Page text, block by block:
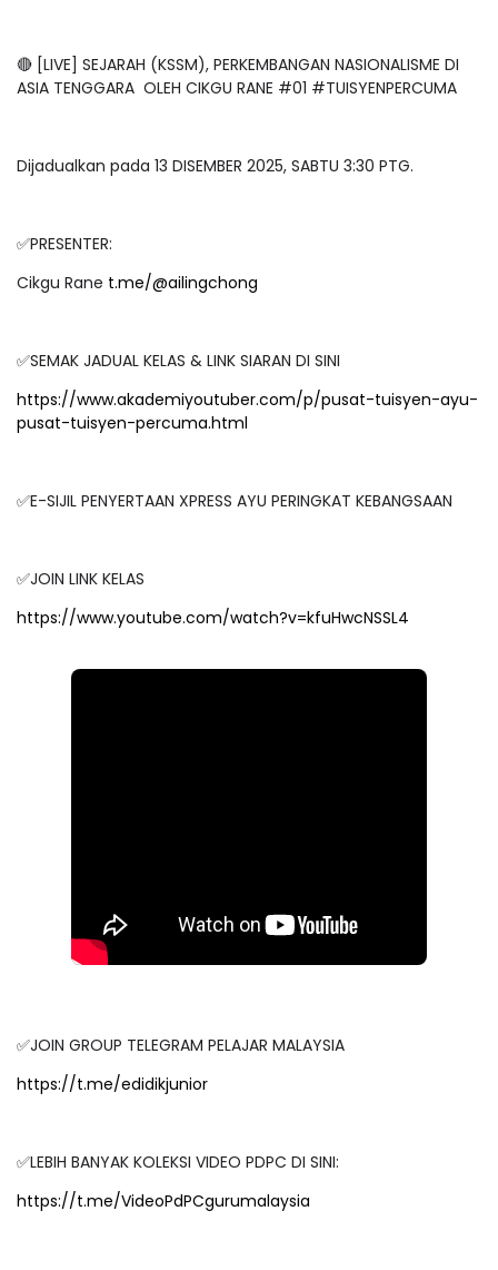
🔴 [LIVE] SEJARAH (KSSM), PERKEMBANGAN NASIONALISME DI
ASIA TENGGARA OLEH CIKGU RANE #01 #TUISYENPERCUMA
Dijadualkan pada 13 DISEMBER 2025, SABTU 3:30 PTG.
✅PRESENTER:
Cikgu Rane t.me/@ailingchong
✅SEMAK JADUAL KELAS & LINK SIARAN DI SINI
https://www.akademiyoutuber.com/p/pusat-tuisyen-ayu-
pusat-tuisyen-percuma.html
✅E-SIJIL PENYERTAAN XPRESS AYU PERINGKAT KEBANGSAAN
✅JOIN LINK KELAS
https://www.youtube.com/watch?v=kfuHwcNSSL4
✅JOIN GROUP TELEGRAM PELAJAR MALAYSIA
https://t.me/edidikjunior
✅LEBIH BANYAK KOLEKSI VIDEO PDPC DI SINI:
https://t.me/VideoPdPCgurumalaysia